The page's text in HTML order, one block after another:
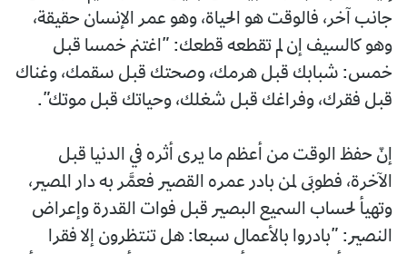
جانب آخر، فالوقت هو الحياة، وهو عمر الإنسان حقيقة،
وهو كالسيف إن لم تقطعه قطعك: ”اغتنم خمسا قبل
خمس: شبابك قبل هرمك، وصحتك قبل سقمك، وغناك
قبل فقرك، وفراغك قبل شغلك، وحياتك قبل موتك”.
إنّ حفظ الوقت من أعظم ما يرى أثره في الدنيا قبل
الآخرة، فطوبَى لمن بادر عمره القصير فعمَّر به دار المصير،
وتهيأ لحساب السميع البصير قبل فوات القدرة وإعراض
النصير: ”بادروا بالأعمال سبعا: هل تنتظرون إلا فقرا